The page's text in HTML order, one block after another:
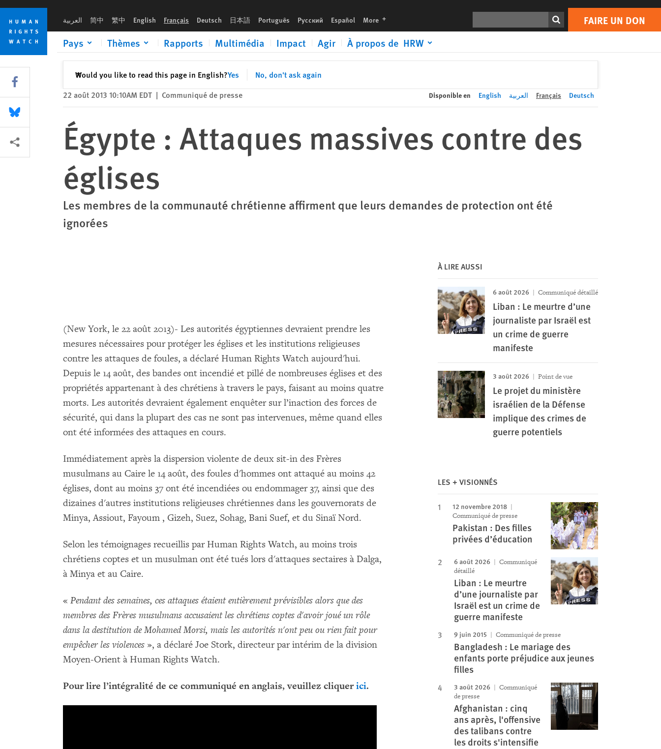
Skip
cookie
privacy
notice
Skip
main
content
العربية 简中 繁中 English Français Deutsch 日本語 Português Русский Español More languages FAIRE UN DON
Pays Thèmes Rapports Multimédia Impact Agir À propos de HRW
Would you like to read this page in English?Yes No, don't ask again
✕Fermer
Print FAIRE UN DON
22 août 2013 10:10AM EDT | Communiqué de presse Disponible en English العربية Français Deutsch
Égypte : Attaques massives contre des
églises
Les membres de la communauté chrétienne affirment que leurs demandes de protection ont été
ignorées
(New York, le 22 août 2013)- Les autorités égyptiennes devraient prendre les
mesures nécessaires pour protéger les églises et les institutions religieuses
contre les attaques de foules, a déclaré Human Rights Watch aujourd'hui.
Depuis le 14 août, des bandes ont incendié et pillé de nombreuses églises et des
propriétés appartenant à des chrétiens à travers le pays, faisant au moins quatre
morts. Les autorités devraient également enquêter sur l’inaction des forces de
sécurité, qui dans la plupart des cas ne sont pas intervenues, même quand elles
ont été informées des attaques en cours.
Immédiatement après la dispersion violente de deux sit-in des Frères
musulmans au Caire le 14 août, des foules d'hommes ont attaqué au moins 42
églises, dont au moins 37 ont été incendiées ou endommager 37, ainsi que des
dizaines d'autres institutions religieuses chrétiennes dans les gouvernorats de
Minya, Assiout, Fayoum , Gizeh, Suez, Sohag, Bani Suef, et du Sinaï Nord.
Selon les témoignages recueillis par Human Rights Watch, au moins trois
chrétiens coptes et un musulman ont été tués lors d'attaques sectaires à Dalga,
à Minya et au Caire.
« Pendant des semaines, ces attaques étaient entièrement prévisibles alors que des
membres des Frères musulmans accusaient les chrétiens coptes d'avoir joué un rôle
dans la destitution de Mohamed Morsi, mais les autorités n'ont peu ou rien fait pour
empêcher les violences », a déclaré Joe Stork, directeur par intérim de la division
Moyen-Orient à Human Rights Watch.
Pour lire l’intégralité de ce communiqué en anglais, veuillez cliquerici.
À LIRE AUSSI
6 août 2026 Communiqué détaillé
Liban : Le meurtre d’une
journaliste par Israël est
un crime de guerre
manifeste
3 août 2026 Point de vue
Le projet du ministère
israélien de la Défense
implique des crimes de
guerre potentiels
LES + VISIONNÉS
12 novembre 2018
Communiqué de presse
Pakistan : Des filles
privées d’éducation
6 août 2026
Communiqué
détaillé
Liban : Le meurtre
d’une journaliste par
Israël est un crime de
guerre manifeste
9 juin 2015 Communiqué de presse
Bangladesh : Le mariage des
enfants porte préjudice aux jeunes
filles
3 août 2026
Communiqué
de presse
Afghanistan : cinq
ans après, l'offensive
des talibans contre
les droits s'intensifie
Share this via Facebook
Share this via Bluesky
Share this via Partagez